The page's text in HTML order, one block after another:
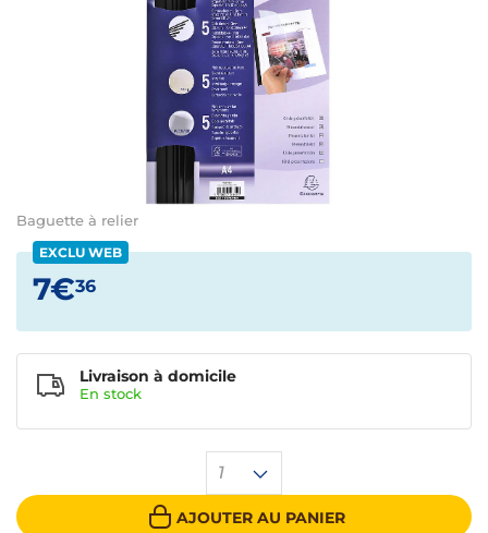
Baguette à relier
EXCLU WEB
7€36
1
AJOUTER AU PANIER
Livraison à domicile
En stock